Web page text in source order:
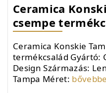
Ceramica
csempe
Ceramica Konskie
termékcsalád Gyártó:
Design Származás:
Tampa Méret: